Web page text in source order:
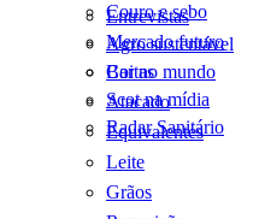
Entrevistas
Agro sustentável
Cartas
Scot na mídia
Radar Sanitário
Couro e sebo
Mercado futuro
Boi no mundo
Atacado
Equivalentes
Leite
Grãos